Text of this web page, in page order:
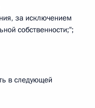
за исключением
собственности;";
в следующей